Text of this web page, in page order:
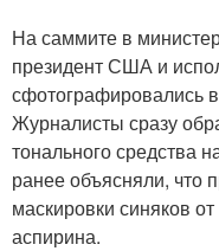
На саммите в
президент США и
сфотографировались
Журналисты сразу
тонального средства
ранее объясняли, что
маскировки синяков
аспирина.